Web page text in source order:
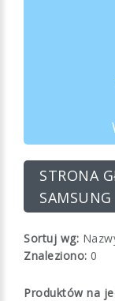
STRONA
SAMSUNG
Sortuj wg:
Znaleziono: 0
Produktów na